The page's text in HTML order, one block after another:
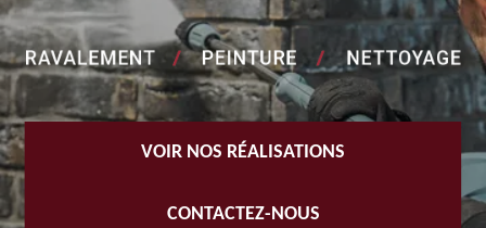
VOIR NOS RÉALISATIONS
CONTACTEZ-NOUS